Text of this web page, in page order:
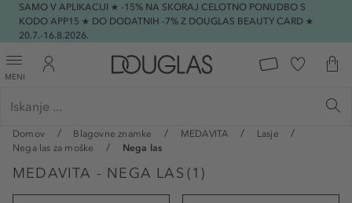
SAMO V APLIKACIJI ★ -15% NA SKORAJ CELOTNO PONUDBO S
KODO APP15 ★ DO DODATNIH -7% Z DOUGLAS BEAUTY CARD ★
20.7.-16.8.2026.
MENI
Domov Blagovne znamke MEDAVITA
Lasje
Nega las za moške
Nega las
MEDAVITA - NEGA LAS (1 )